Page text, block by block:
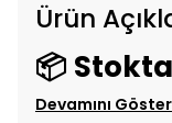
Ürün
📦
Devamını Göster